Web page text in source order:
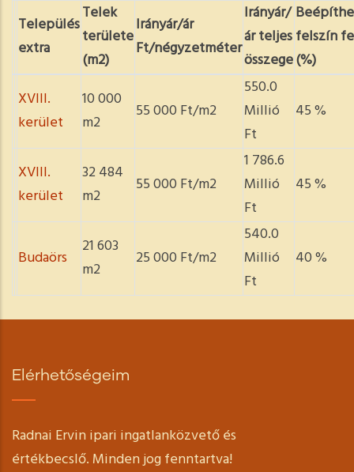
Település
extra
Telek
területe
(m2)
Irányár/ár
Ft/négyzetméter
Irányár/
ár teljes
összege
felszín
(%)
XVIII.
kerület
10 000
m2
55 000 Ft/m2
550.0
Millió
Ft
45 %
XVIII.
kerület
32 484
m2
55 000 Ft/m2
1 786.6
Millió
Ft
45 %
Budaörs
21 603
m2
25 000 Ft/m2
540.0
Millió
Ft
40 %
Elérhetőségeim
Radnai Ervin ipari ingatlanközvető és
értékbecslő. Minden jog fenntartva!